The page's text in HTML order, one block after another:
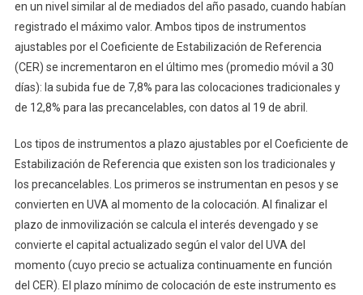
en un nivel similar al de mediados del año pasado, cuando habían
registrado el máximo valor. Ambos tipos de instrumentos
ajustables por el Coeficiente de Estabilización de Referencia
(CER) se incrementaron en el último mes (promedio móvil a 30
días): la subida fue de 7,8% para las colocaciones tradicionales y
de 12,8% para las precancelables, con datos al 19 de abril.
Los tipos de instrumentos a plazo ajustables por el Coeficiente de
Estabilización de Referencia que existen son los tradicionales y
los precancelables. Los primeros se instrumentan en pesos y se
convierten en UVA al momento de la colocación. Al finalizar el
plazo de inmovilización se calcula el interés devengado y se
convierte el capital actualizado según el valor del UVA del
momento (cuyo precio se actualiza continuamente en función
del CER). El plazo mínimo de colocación de este instrumento es